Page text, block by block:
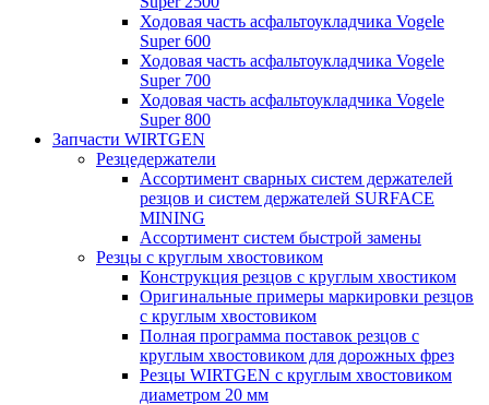
Ходовая часть асфальтоукладчика Vogele
Super 600
Ходовая часть асфальтоукладчика Vogele
Super 700
Ходовая часть асфальтоукладчика Vogele
Super 800
Запчасти WIRTGEN
Резцедержатели
Ассортимент сварных систем держателей
резцов и систем держателей SURFACE
MINING
Ассортимент систем быстрой замены
Резцы с круглым хвостовиком
Конструкция резцов с круглым хвостиком
Оригинальные примеры маркировки резцов
с круглым хвостовиком
Полная программа поставок резцов с
круглым хвостовиком для дорожных фрез
Резцы WIRTGEN с круглым хвостовиком
диаметром 20 мм